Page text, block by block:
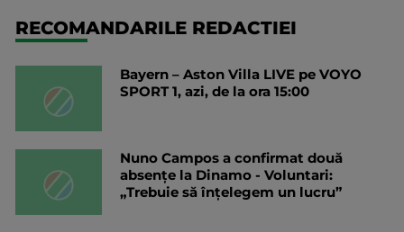
RECOMANDARILE REDACTIEI
Bayern – Aston Villa LIVE pe VOYO
SPORT 1, azi, de la ora 15:00
Nuno Campos a confirmat două
absențe la Dinamo - Voluntari:
„Trebuie să înțelegem un lucru”